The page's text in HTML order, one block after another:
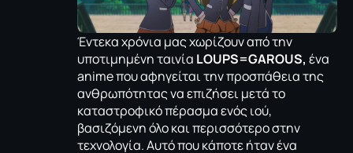
Έντεκα χρόνια μας χωρίζουν από την
υποτιμημένη ταινία LOUPS=GAROUS, ένα
anime που αφηγείται την προσπάθεια της
ανθρωπότητας να επιζήσει μετά το
καταστροφικό πέρασμα ενός ιού,
βασιζόμενη όλο και περισσότερο στην
τεχνολογία. Αυτό που κάποτε ήταν ένα